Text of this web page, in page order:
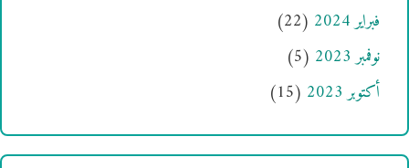
فبراير 2024
(22)
نوفمبر 2023
(5)
أكتوبر 2023
(15)